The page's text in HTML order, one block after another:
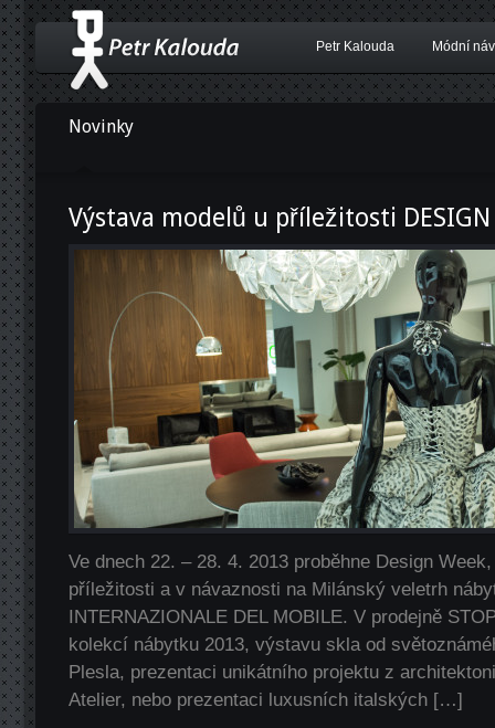
Petr Kalouda Módní
Novinky
Výstava modelů u příležitosti DESIGN
Ve dnech 22. – 28. 4. 2013 proběhne Design
příležitosti a v návaznosti na Milánský veletrh
INTERNAZIONALE DEL MOBILE. V prodejně
kolekcí nábytku 2013, výstavu skla od
Plesla, prezentaci unikátního projektu z
Atelier, nebo prezentaci luxusních italských […]